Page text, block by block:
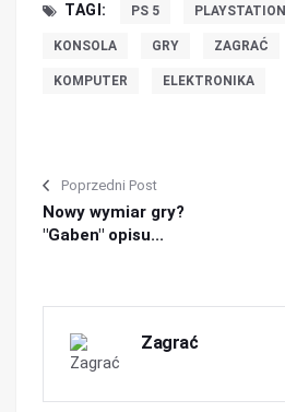
TAGI: PS 5 PLAYSTATION
KONSOLA GRY ZAGRAĆ
KOMPUTER ELEKTRONIKA
Poprzedni Post
Nowy wymiar gry?
"Gaben" opisu...
Zagrać